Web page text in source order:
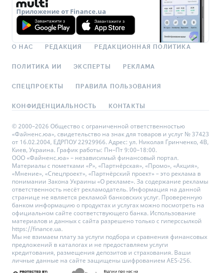
Приложение от Finance.ua
О НАС РЕДАКЦИЯ РЕДАКЦИОННАЯ ПОЛИТИКА
ПОЛИТИКА ИИ ЭКСПЕРТЫ РЕКЛАМА
СПЕЦПРОЕКТЫ ПРАВИЛА ПОЛЬЗОВАНИЯ
КОНФИДЕНЦИАЛЬНОСТЬ КОНТАКТЫ
© 2000–2026 Общество с ограниченной ответственностью
«Файненс.юа», свидетельство на знак для товаров и услуг № 37423
от 16.02.2004, ЕДРПОУ 22929966. Адрес: ул. Николая Гринченко, 4В,
Киев, Украина. График работы: Пн–Пт 9:00–18:00.
ООО «Файненс.юа» – независимый финансовый портал.
Материалы с пометками «Р», «Партнёрская», «Промо», «Акция»,
«Мнение», «Спецпроект», «Партнёрский проект» – это реклама в
понимании Закона Украины «О рекламе». За содержание рекламы
ответственность несёт рекламодатель. Информация на данной
странице не является рекламой банковских услуг. Проверенную
банком информацию о продуктах и услугах можно посмотреть на
официальном сайте соответствующего банка. Использование
материалов и данных с сайта разрешено только с гиперссылкой
https://finance.ua.
Мы не взимаем плату за услуги подбора и сравнения финансовых
предложений в каталогах и не предоставляем услуги
кредитования, размещения депозитов и страхования. Ваши
личные данные на сайте защищены шифрованием AES-256.